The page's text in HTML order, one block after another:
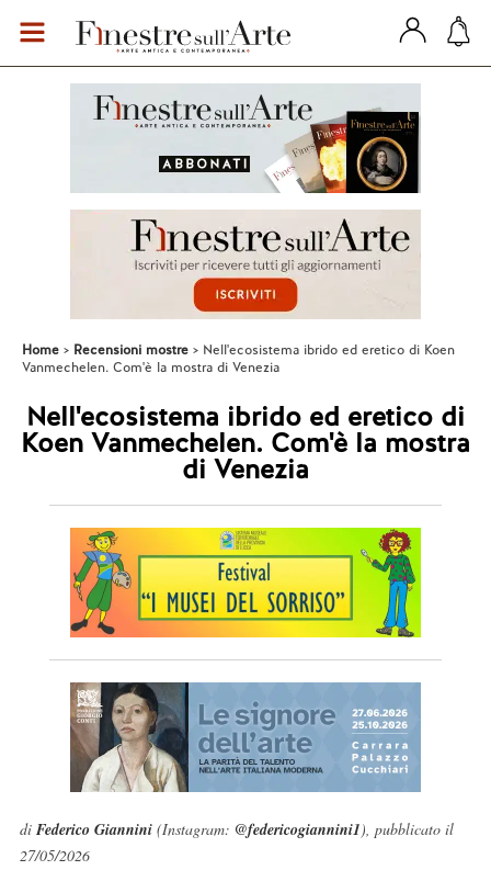
Home Recensioni mostre
Nell'ecosistema ibrido ed eretico di Koen
Vanmechelen. Com'è la mostra di Venezia
Nell'ecosistema ibrido ed eretico di
Koen Vanmechelen. Com'è la mostra
di Venezia
di Federico Giannini(Instagram: @federicogiannini1), pubblicato il
27/05/2026